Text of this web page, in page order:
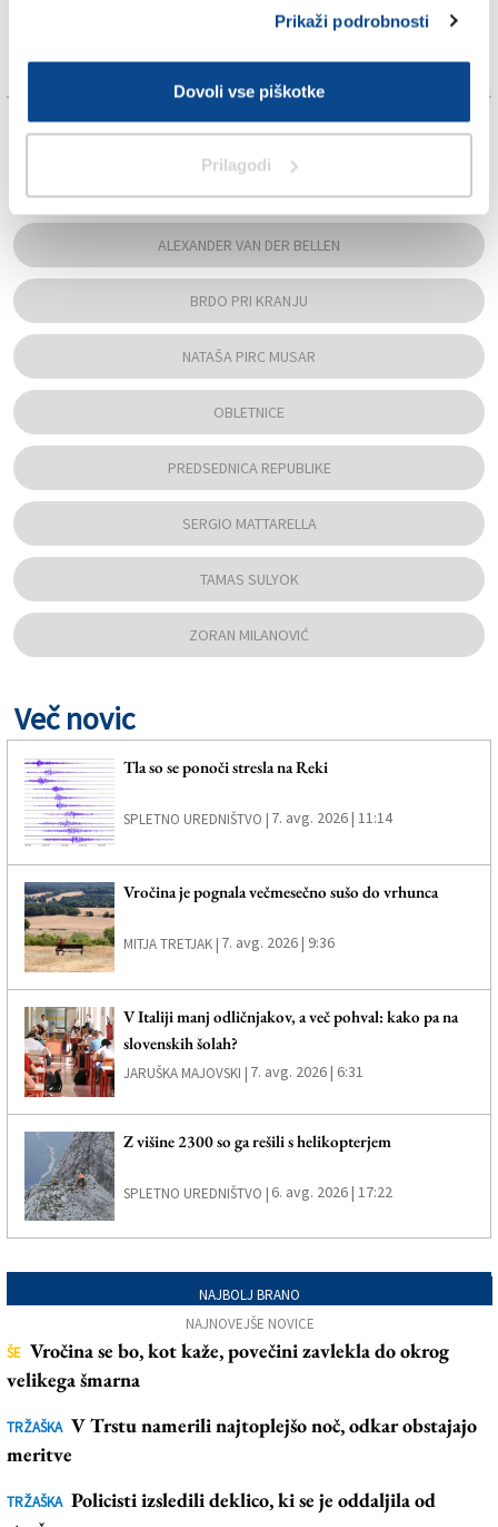
Prikaži podrobnosti
Dovoli vse piškotke
Prilagodi
TAGS:
ALEXANDER VAN DER BELLEN
BRDO PRI KRANJU
NATAŠA PIRC MUSAR
OBLETNICE
PREDSEDNICA REPUBLIKE
SERGIO MATTARELLA
TAMAS SULYOK
ZORAN MILANOVIĆ
Več novic
Tla so se ponoči stresla na Reki
SPLETNO UREDNIŠTVO | 7. avg. 2026 | 11:14
Vročina je pognala večmesečno sušo do vrhunca
MITJA TRETJAK | 7. avg. 2026 | 9:36
V Italiji manj odličnjakov, a več pohval: kako pa na
slovenskih šolah?
JARUŠKA MAJOVSKI | 7. avg. 2026 | 6:31
Z višine 2300 so ga rešili s helikopterjem
SPLETNO UREDNIŠTVO | 6. avg. 2026 | 17:22
NAJBOLJ BRANO
NAJNOVEJŠE NOVICE
ŠE Vročina se bo, kot kaže, povečini zavlekla do okrog
velikega šmarna
TRŽAŠKA V Trstu namerili najtoplejšo noč, odkar obstajajo
meritve
TRŽAŠKA Policisti izsledili deklico, ki se je oddaljila od